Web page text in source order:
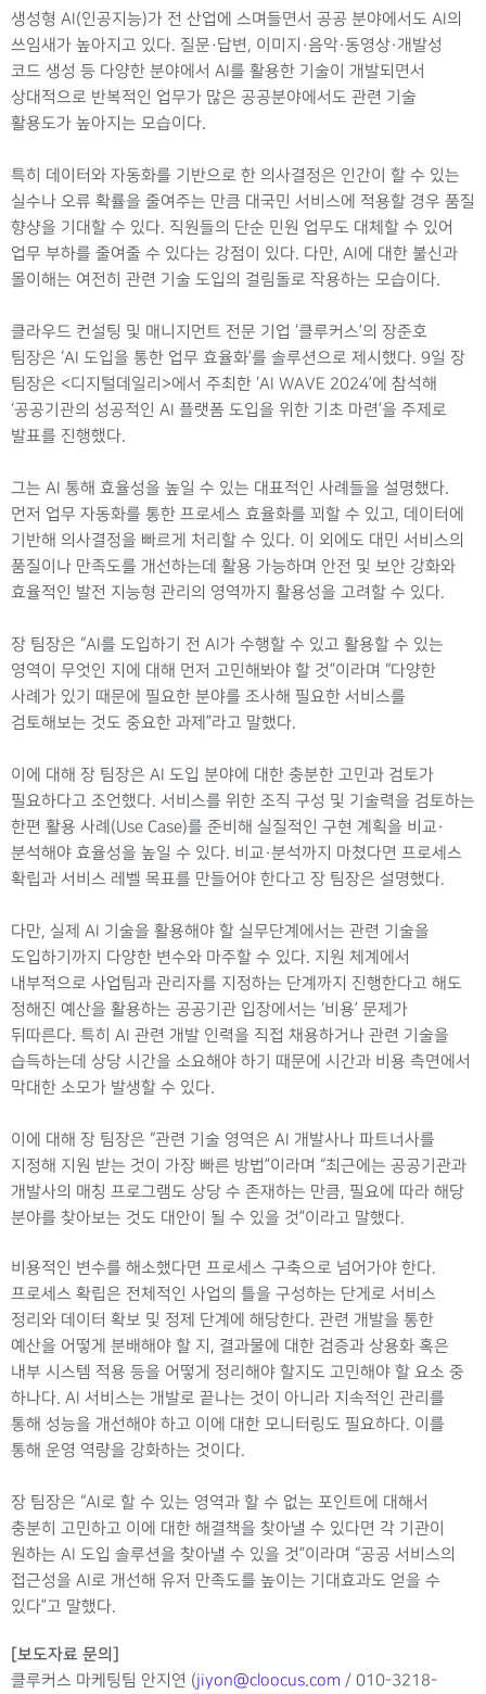
생성형 AI(인공지능)가 전 산업에 스며들면서 공공 분야에서도 AI의
쓰임새가 높아지고 있다. 질문·답변, 이미지·음악·동영상·개발성
코드 생성 등 다양한 분야에서 AI를 활용한 기술이 개발되면서
상대적으로 반복적인 업무가 많은 공공분야에서도 관련 기술
활용도가 높아지는 모습이다.
특히 데이터와 자동화를 기반으로 한 의사결정은 인간이 할 수 있는
실수나 오류 확률을 줄여주는 만큼 대국민 서비스에 적용할 경우 품질
향샹을 기대할 수 있다. 직원들의 단순 민원 업무도 대체할 수 있어
업무 부하를 줄여줄 수 있다는 강점이 있다. 다만, AI에 대한 불신과
몰이해는 여전히 관련 기술 도입의 걸림돌로 작용하는 모습이다.
클라우드 컨설팅 및 매니지먼트 전문 기업 ‘클루커스’의 장준호
팀장은 ‘AI 도입을 통한 업무 효율화’를 솔루션으로 제시했다. 9일 장
팀장은 <디지털데일리>에서 주최한 ‘AI WAVE 2024’에 참석해
‘공공기관의 성공적인 AI 플랫폼 도입을 위한 기초 마련’을 주제로
발표를 진행했다.
그는 AI 통해 효율성을 높일 수 있는 대표적인 사례들을 설명했다.
먼저 업무 자동화를 통한 프로세스 효율화를 꾀할 수 있고, 데이터에
기반해 의사결정을 빠르게 처리할 수 있다. 이 외에도 대민 서비스의
품질이나 만족도를 개선하는데 활용 가능하며 안전 및 보안 강화와
효율적인 발전 지능형 관리의 영역까지 활용성을 고려할 수 있다.
장 팀장은 “AI를 도입하기 전 AI가 수행할 수 있고 활용할 수 있는
영역이 무엇인 지에 대해 먼저 고민해봐야 할 것”이라며 “다양한
사례가 있기 때문에 필요한 분야를 조사해 필요한 서비스를
검토해보는 것도 중요한 과제”라고 말했다.
이에 대해 장 팀장은 AI 도입 분야에 대한 충분한 고민과 검토가
필요하다고 조언했다. 서비스를 위한 조직 구성 및 기술력을 검토하는
한편 활용 사례(Use Case)를 준비해 실질적인 구현 계획을 비교·
분석해야 효율성을 높일 수 있다. 비교·분석까지 마쳤다면 프로세스
확립과 서비스 레벨 목표를 만들어야 한다고 장 팀장은 설명했다.
다만, 실제 AI 기술을 활용해야 할 실무단계에서는 관련 기술을
도입하기까지 다양한 변수와 마주할 수 있다. 지원 체계에서
내부적으로 사업팀과 관리자를 지정하는 단계까지 진행한다고 해도
정해진 예산을 활용하는 공공기관 입장에서는 ‘비용’ 문제가
뒤따른다. 특히 AI 관련 개발 인력을 직접 채용하거나 관련 기술을
습득하는데 상당 시간을 소요해야 하기 때문에 시간과 비용 측면에서
막대한 소모가 발생할 수 있다.
이에 대해 장 팀장은 “관련 기술 영역은 AI 개발사나 파트너사를
지정해 지원 받는 것이 가장 빠른 방법”이라며 “최근에는 공공기관과
개발사의 매칭 프로그램도 상당 수 존재하는 만큼, 필요에 따라 해당
분야를 찾아보는 것도 대안이 될 수 있을 것”이라고 말했다.
비용적인 변수를 해소했다면 프로세스 구축으로 넘어가야 한다.
프로세스 확립은 전체적인 사업의 틀을 구성하는 단게로 서비스
정리와 데이터 확보 및 정제 단계에 해당한다. 관련 개발을 통한
예산을 어떻게 분배해야 할 지, 결과물에 대한 검증과 상용화 혹은
내부 시스템 적용 등을 어떻게 정리해야 할지도 고민해야 할 요소 중
하나다. AI 서비스는 개발로 끝나는 것이 아니라 지속적인 관리를
통해 성능을 개선해야 하고 이에 대한 모니터링도 필요하다. 이를
통해 운영 역량을 강화하는 것이다.
장 팀장은 “AI로 할 수 있는 영역과 할 수 없는 포인트에 대해서
충분히 고민하고 이에 대한 해결책을 찾아낼 수 있다면 각 기관이
원하는 AI 도입 솔루션을 찾아낼 수 있을 것”이라며 “공공 서비스의
접근성을 AI로 개선해 유저 만족도를 높이는 기대효과도 얻을 수
있다”고 말했다.
[보도자료 문의]
클루커스 마케팅팀 안지연 (jiyon@cloocus.com / 010-3218-